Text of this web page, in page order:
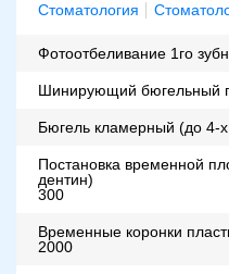
Стоматология
Фотоотбеливание 1го
Шинирующий бюгельный
Бюгель кламерный (до 4-
Постановка временной
дентин)
300
Временные коронки
2000